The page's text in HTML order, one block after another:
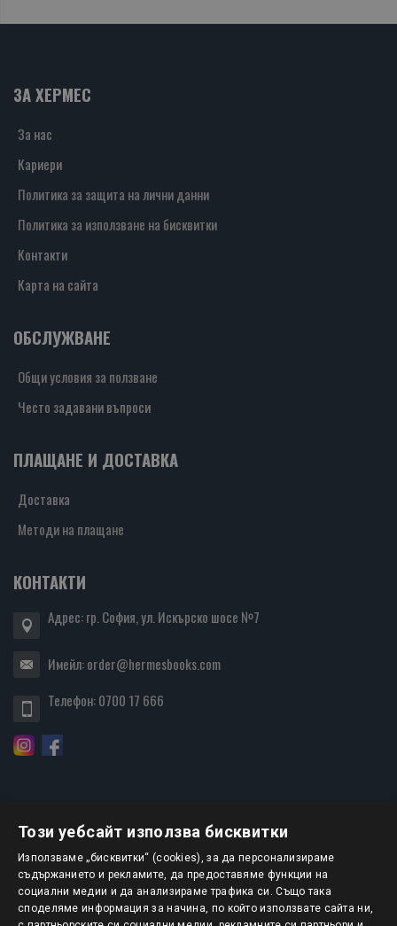
ЗА ХЕРМЕС
За нас
Кариери
Политика за защита на лични данни
Политика за използване на бисквитки
Контакти
Карта на сайта
ОБСЛУЖВАНЕ
Общи условия за ползване
Често задавани въпроси
ПЛАЩАНЕ И ДОСТАВКА
Доставка
Методи на плащане
КОНТАКТИ
Адрес: гр. София, ул. Искърско шосе №7
Имейл:order@hermesbooks.com
Телефон:0700 17 666
БЮЛЕТИН
АБОНИРАНЕ
Този уебсайт използва бисквитки
Използваме „бисквитки“ (cookies), за да персонализираме
съдържанието и рекламите, да предоставяме функции на
социални медии и да анализираме трафика си. Също така
споделяме информация за начина, по който използвате сайта ни,